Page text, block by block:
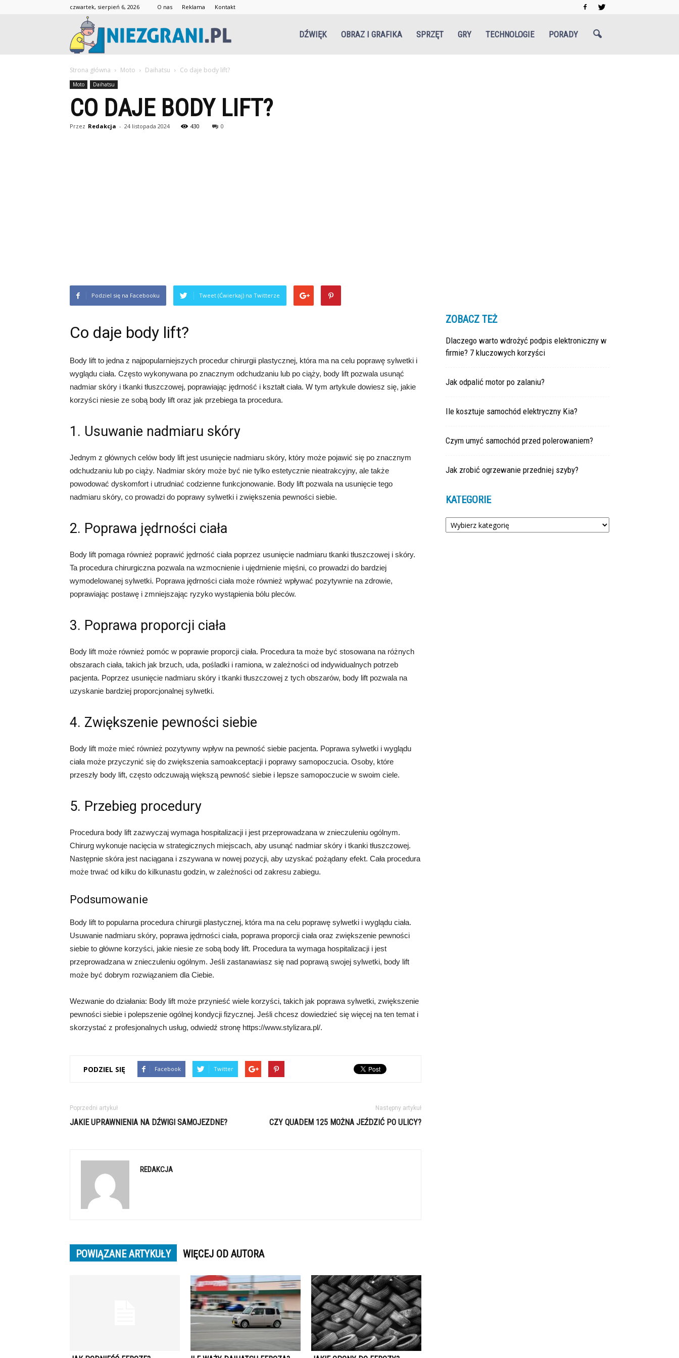
czwartek, sierpień 6, 2026 O nas Reklama Kontakt
DŹWIĘK OBRAZ I GRAFIKA SPRZĘT GRY TECHNOLOGIE PORADY
Strona główna Moto Daihatsu Co daje body lift?
Moto Daihatsu
CO DAJE BODY LIFT?
Przez Redakcja - 24 listopada 2024 430 0
Podziel się na Facebooku Tweet (Ćwierkaj) na Twitterze
Co daje body lift?
Body lift to jedna z najpopularniejszych procedur chirurgii plastycznej, która ma na celu poprawę sylwetki i
wyglądu ciała. Często wykonywana po znacznym odchudzaniu lub po ciąży, body lift pozwala usunąć
nadmiar skóry i tkanki tłuszczowej, poprawiając jędrność i kształt ciała. W tym artykule dowiesz się, jakie
korzyści niesie ze sobą body lift oraz jak przebiega ta procedura.
1. Usuwanie nadmiaru skóry
Jednym z głównych celów body lift jest usunięcie nadmiaru skóry, który może pojawić się po znacznym
odchudzaniu lub po ciąży. Nadmiar skóry może być nie tylko estetycznie nieatrakcyjny, ale także
powodować dyskomfort i utrudniać codzienne funkcjonowanie. Body lift pozwala na usunięcie tego
nadmiaru skóry, co prowadzi do poprawy sylwetki i zwiększenia pewności siebie.
2. Poprawa jędrności ciała
Body lift pomaga również poprawić jędrność ciała poprzez usunięcie nadmiaru tkanki tłuszczowej i skóry.
Ta procedura chirurgiczna pozwala na wzmocnienie i ujędrnienie mięśni, co prowadzi do bardziej
wymodelowanej sylwetki. Poprawa jędrności ciała może również wpływać pozytywnie na zdrowie,
poprawiając postawę i zmniejszając ryzyko wystąpienia bólu pleców.
3. Poprawa proporcji ciała
Body lift może również pomóc w poprawie proporcji ciała. Procedura ta może być stosowana na różnych
obszarach ciała, takich jak brzuch, uda, pośladki i ramiona, w zależności od indywidualnych potrzeb
pacjenta. Poprzez usunięcie nadmiaru skóry i tkanki tłuszczowej z tych obszarów, body lift pozwala na
uzyskanie bardziej proporcjonalnej sylwetki.
4. Zwiększenie pewności siebie
Body lift może mieć również pozytywny wpływ na pewność siebie pacjenta. Poprawa sylwetki i wyglądu
ciała może przyczynić się do zwiększenia samoakceptacji i poprawy samopoczucia. Osoby, które
przeszły body lift, często odczuwają większą pewność siebie i lepsze samopoczucie w swoim ciele.
5. Przebieg procedury
Procedura body lift zazwyczaj wymaga hospitalizacji i jest przeprowadzana w znieczuleniu ogólnym.
Chirurg wykonuje nacięcia w strategicznych miejscach, aby usunąć nadmiar skóry i tkanki tłuszczowej.
Następnie skóra jest naciągana i zszywana w nowej pozycji, aby uzyskać pożądany efekt. Cała procedura
może trwać od kilku do kilkunastu godzin, w zależności od zakresu zabiegu.
Podsumowanie
Body lift to popularna procedura chirurgii plastycznej, która ma na celu poprawę sylwetki i wyglądu ciała.
Usuwanie nadmiaru skóry, poprawa jędrności ciała, poprawa proporcji ciała oraz zwiększenie pewności
siebie to główne korzyści, jakie niesie ze sobą body lift. Procedura ta wymaga hospitalizacji i jest
przeprowadzana w znieczuleniu ogólnym. Jeśli zastanawiasz się nad poprawą swojej sylwetki, body lift
może być dobrym rozwiązaniem dla Ciebie.
Wezwanie do działania: Body lift może przynieść wiele korzyści, takich jak poprawa sylwetki, zwiększenie
pewności siebie i polepszenie ogólnej kondycji fizycznej. Jeśli chcesz dowiedzieć się więcej na ten temat i
skorzystać z profesjonalnych usług, odwiedź stronę https://www.stylizara.pl/.
PODZIEL SIĘ Facebook Twitter
Poprzedni artykuł
JAKIE UPRAWNIENIA NA DŹWIGI SAMOJEZDNE?
Następny artykuł
CZY QUADEM 125 MOŻNA JEŹDZIĆ PO ULICY?
REDAKCJA
POWIĄZANE ARTYKUŁY WIĘCEJ OD AUTORA
ZOBACZ TEŻ
Dlaczego warto wdrożyć podpis elektroniczny w
firmie? 7 kluczowych korzyści
Jak odpalić motor po zalaniu?
Ile kosztuje samochód elektryczny Kia?
Czym umyć samochód przed polerowaniem?
Jak zrobić ogrzewanie przedniej szyby?
KATEGORIE
Kategorie